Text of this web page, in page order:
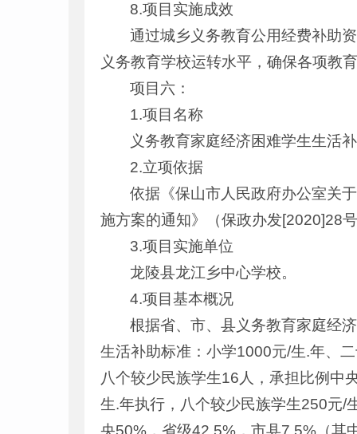
8.项目实施成效
通过城乡义务教育公用经费补助
义务教育学校运转水平，确保各项教
项目六：
1.项目名称
义务教育家庭经济困难学生生活
2.立项依据
依据《保山市人民政府办公室关
施方案的通知》（保政办发[2020]28
3.项目实施单位
龙陵县龙江乡中心学校。
4.项目基本概况
根据省、市、县义务教育家庭经
生活补助标准：小学1000元/生.年、
八个较少民族学生16人，承担比例中
生.年执行，八个较少民族学生250元/
央50%，省级42.5%，市县7.5%（其